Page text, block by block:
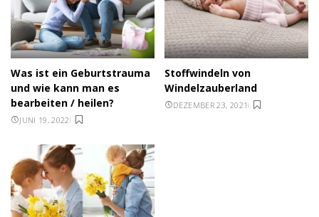
Was ist ein Geburtstrauma
und wie kann man es
bearbeiten / heilen?
JUNI 19, 2022
Stoffwindeln von
Windelzauberland
DEZEMBER 23, 2021